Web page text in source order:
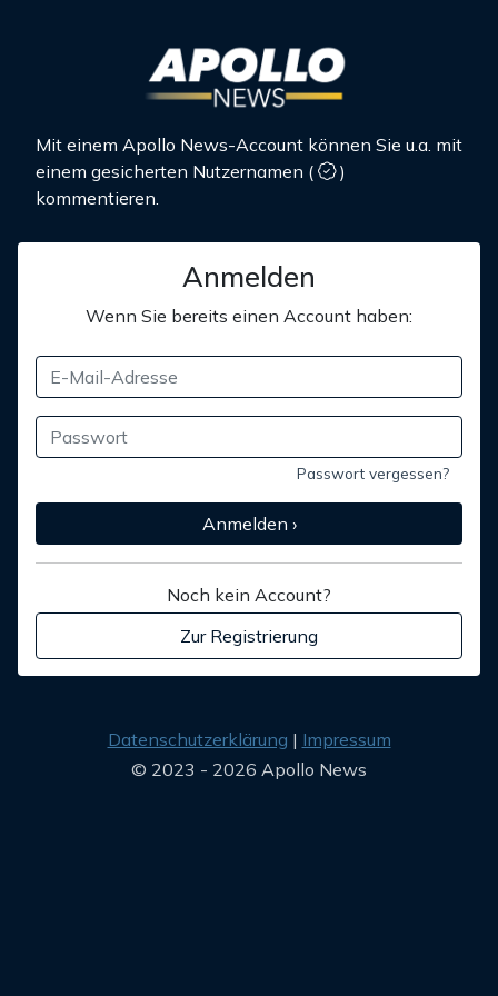
Mit einem Apollo News-Account können Sie u.a. mit
einem gesicherten Nutzernamen (
)
kommentieren.
Anmelden
Wenn Sie bereits einen Account haben:
Passwort vergessen?
Anmelden ›
Noch kein Account?
Zur Registrierung
Datenschutzerklärung
Impressum
© 2023 - 2026 Apollo News